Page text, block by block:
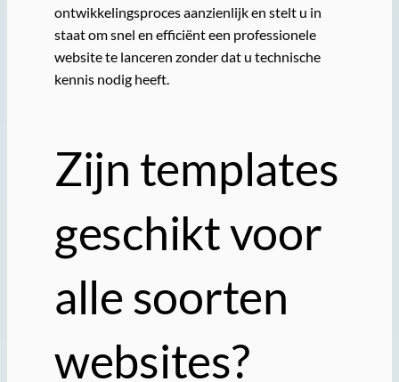
ontwikkelingsproces aanzienlijk en stelt u in
staat om snel en efficiënt een professionele
website te lanceren zonder dat u technische
kennis nodig heeft.
Zijn templates
geschikt voor
alle soorten
websites?